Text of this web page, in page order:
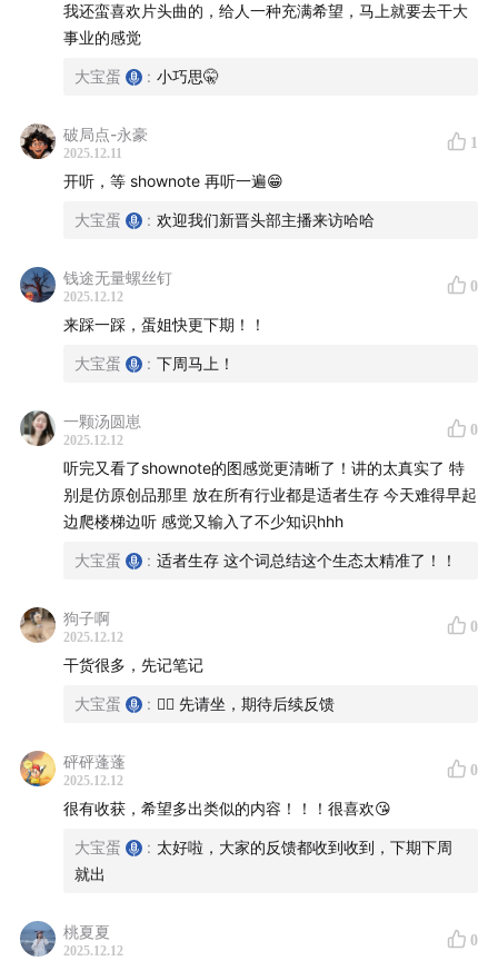
（图源：NotebookLM）
【义乌听见】听友群
交流【义乌内外】发生的故事和信息差。
我还蛮喜欢片头曲的，给人一种充满希望，马上就要去干大
事业的感觉
大宝蛋 : 小巧思🤫
破局点-永豪
2025.12.11
1
开听，等 shownote 再听一遍😁
大宝蛋 : 欢迎我们新晋头部主播来访哈哈
钱途无量螺丝钉
2025.12.12
0
来踩一踩，蛋姐快更下期！！
大宝蛋 : 下周马上！
一颗汤圆崽
2025.12.12
0
听完又看了shownote的图感觉更清晰了！讲的太真实了 特
别是仿原创品那里 放在所有行业都是适者生存 今天难得早起
边爬楼梯边听 感觉又输入了不少知识hhh
大宝蛋 : 适者生存 这个词总结这个生态太精准了！！
狗子啊
2025.12.12
0
干货很多，先记笔记
大宝蛋 : ✌🏻 先请坐，期待后续反馈
砰砰蓬蓬
2025.12.12
0
很有收获，希望多出类似的内容！！！很喜欢😘
大宝蛋 : 太好啦，大家的反馈都收到收到，下期下周
就出
桃夏夏
2025.12.12
0